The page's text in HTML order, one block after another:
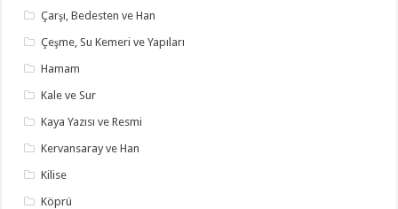
Çarşı, Bedesten ve Han
Çeşme, Su Kemeri ve Yapıları
Hamam
Kale ve Sur
Kaya Yazısı ve Resmi
Kervansaray ve Han
Kilise
Köprü